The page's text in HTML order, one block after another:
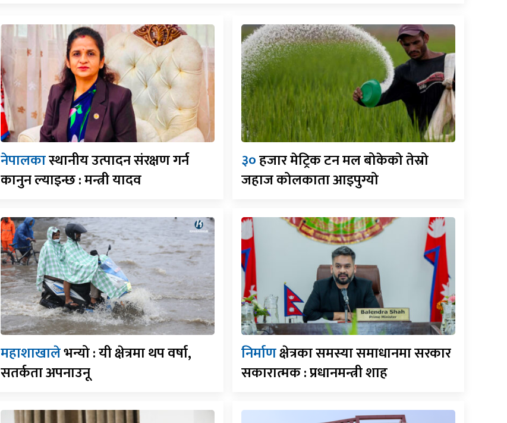
नेपालकास्थानीय उत्पादन संरक्षण गर्न
कानुन ल्याइन्छ : मन्त्री यादव
३०हजार मेट्रिक टन मल बोकेको तेस्रो
जहाज कोलकाता आइपुग्यो
महाशाखालेभन्यो : यी क्षेत्रमा थप वर्षा,
सतर्कता अपनाउनू
निर्माणक्षेत्रका समस्या समाधानमा सरकार
सकारात्मक : प्रधानमन्त्री शाह